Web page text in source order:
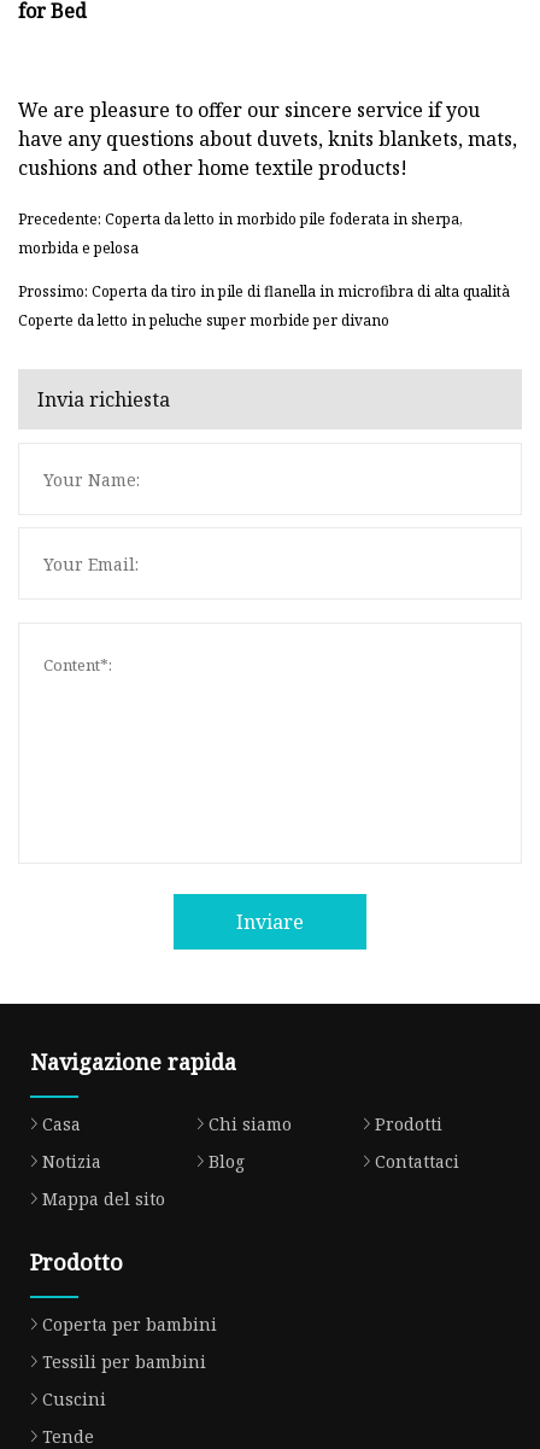
We are pleasure to offer our sincere service if you
have any questions about duvets, knits blankets, mats,
cushions and other home textile products!
Precedente: Coperta da letto in morbido pile foderata in sherpa,
morbida e pelosa
Prossimo: Coperta da tiro in pile di flanella in microfibra di alta qualità
Coperte da letto in peluche super morbide per divano
Invia richiesta
Inviare
Navigazione rapida
Casa Chi siamo
Prodotti
Notizia
Blog
Contattaci
Mappa del sito
Prodotto
Coperta per bambini
Tessili per bambini
Cuscini
Tende